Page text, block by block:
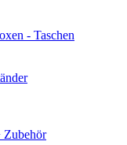
- Taschen
Zubehör